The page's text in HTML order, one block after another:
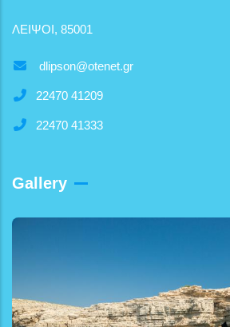
ΛΕΙΨΟΙ, 85001
dlipson@otenet.gr
22470 41209
22470 41333
Gallery